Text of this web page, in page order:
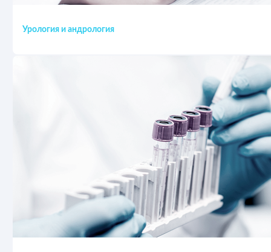
Урология и андрология